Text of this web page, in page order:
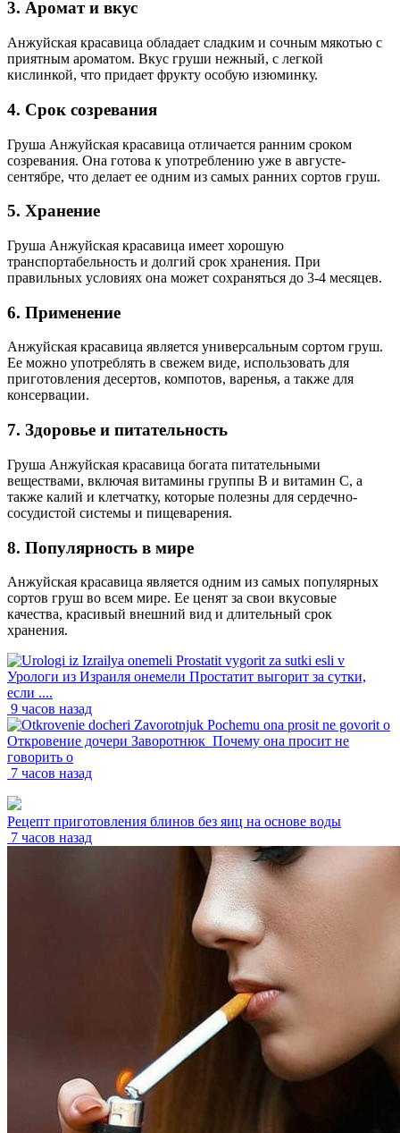
3. Аромат и вкус
Анжуйская красавица обладает сладким и сочным мякотью с
приятным ароматом. Вкус груши нежный, с легкой
кислинкой, что придает фрукту особую изюминку.
4. Срок созревания
Груша Анжуйская красавица отличается ранним сроком
созревания. Она готова к употреблению уже в августе-
сентябре, что делает ее одним из самых ранних сортов груш.
5. Хранение
Груша Анжуйская красавица имеет хорошую
транспортабельность и долгий срок хранения. При
правильных условиях она может сохраняться до 3-4 месяцев.
6. Применение
Анжуйская красавица является универсальным сортом груш.
Ее можно употреблять в свежем виде, использовать для
приготовления десертов, компотов, варенья, а также для
консервации.
7. Здоровье и питательность
Груша Анжуйская красавица богата питательными
веществами, включая витамины группы В и витамин С, а
также калий и клетчатку, которые полезны для сердечно-
сосудистой системы и пищеварения.
8. Популярность в мире
Анжуйская красавица является одним из самых популярных
сортов груш во всем мире. Ее ценят за свои вкусовые
качества, красивый внешний вид и длительный срок
хранения.
Урологи из Израиля онемели Простатит выгорит за сутки,
если ....
9 часов назад
Откровение дочери Заворотнюк_Почему она просит не
говорить о
7 часов назад
Рецепт приготовления блинов без яиц на основе воды
7 часов назад